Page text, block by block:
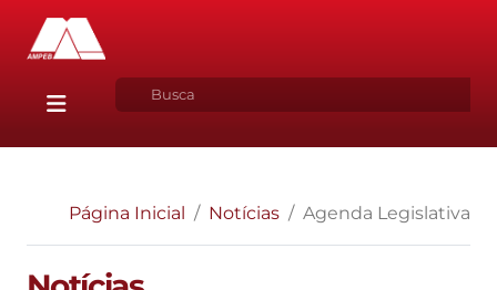
Página Inicial Notícias Agenda Legislativa